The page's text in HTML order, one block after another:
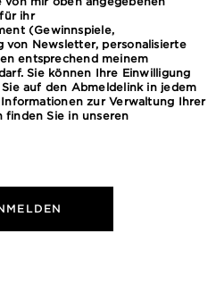
ihr
(Gewinnspiele,
von Newsletter, personalisierte
entsprechend meinem
Sie können Ihre Einwilligung
auf den Abmeldelink in jedem
zur Verwaltung Ihrer
finden Sie in unseren